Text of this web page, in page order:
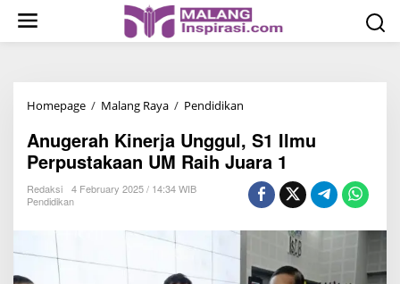
Homepage / Malang Raya / Pendidikan
u
g
e
a
Anugerah Kinerja Unggul, S1 Ilmu
Perpustakaan UM Raih Juara 1
Redaksi
4 February 2025 / 14:34 WIB
Pendidikan